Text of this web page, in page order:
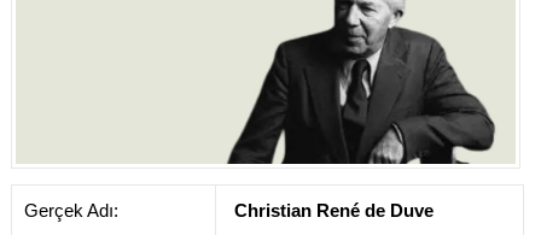
Gerçek Adı: Christian René de Duve